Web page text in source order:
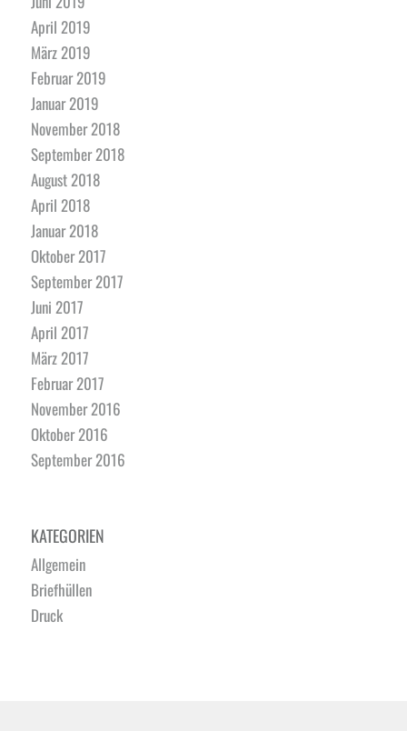
April 2019
März 2019
Februar 2019
Januar 2019
November 2018
September 2018
August 2018
April 2018
Januar 2018
Oktober 2017
September 2017
Juni 2017
April 2017
März 2017
Februar 2017
November 2016
Oktober 2016
September 2016
KATEGORIEN
Allgemein
Briefhüllen
Druck